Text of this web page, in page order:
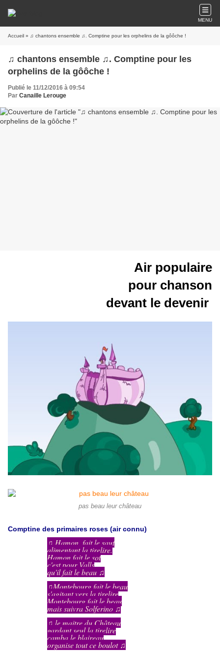
MENU
Accueil » ♫ chantons ensemble ♫. Comptine pour les orphelins de la gôôche !
♫ chantons ensemble ♫. Comptine pour les
orphelins de la gôôche !
Publié le 11/12/2016 à 09:54
Par Canaille Lerouge
Air populaire
pour chanson
devant le devenir
pas beau leur château
Comptine des primaires roses (air connu)
♫ Hamon, fait le saut
alimentant la tirelire.
Hamon,fait le sot
c'est pour Valls
qu'il fait le beau ♫
♫Montebourg fait le beau
s'agitant vers la tirelire
Montebourg fait le beau
mais suivra Solferino ♫
♫ le maitre du Château
gardant seul la tirelire
camba le blaireau
organise tout ce boulot ♫